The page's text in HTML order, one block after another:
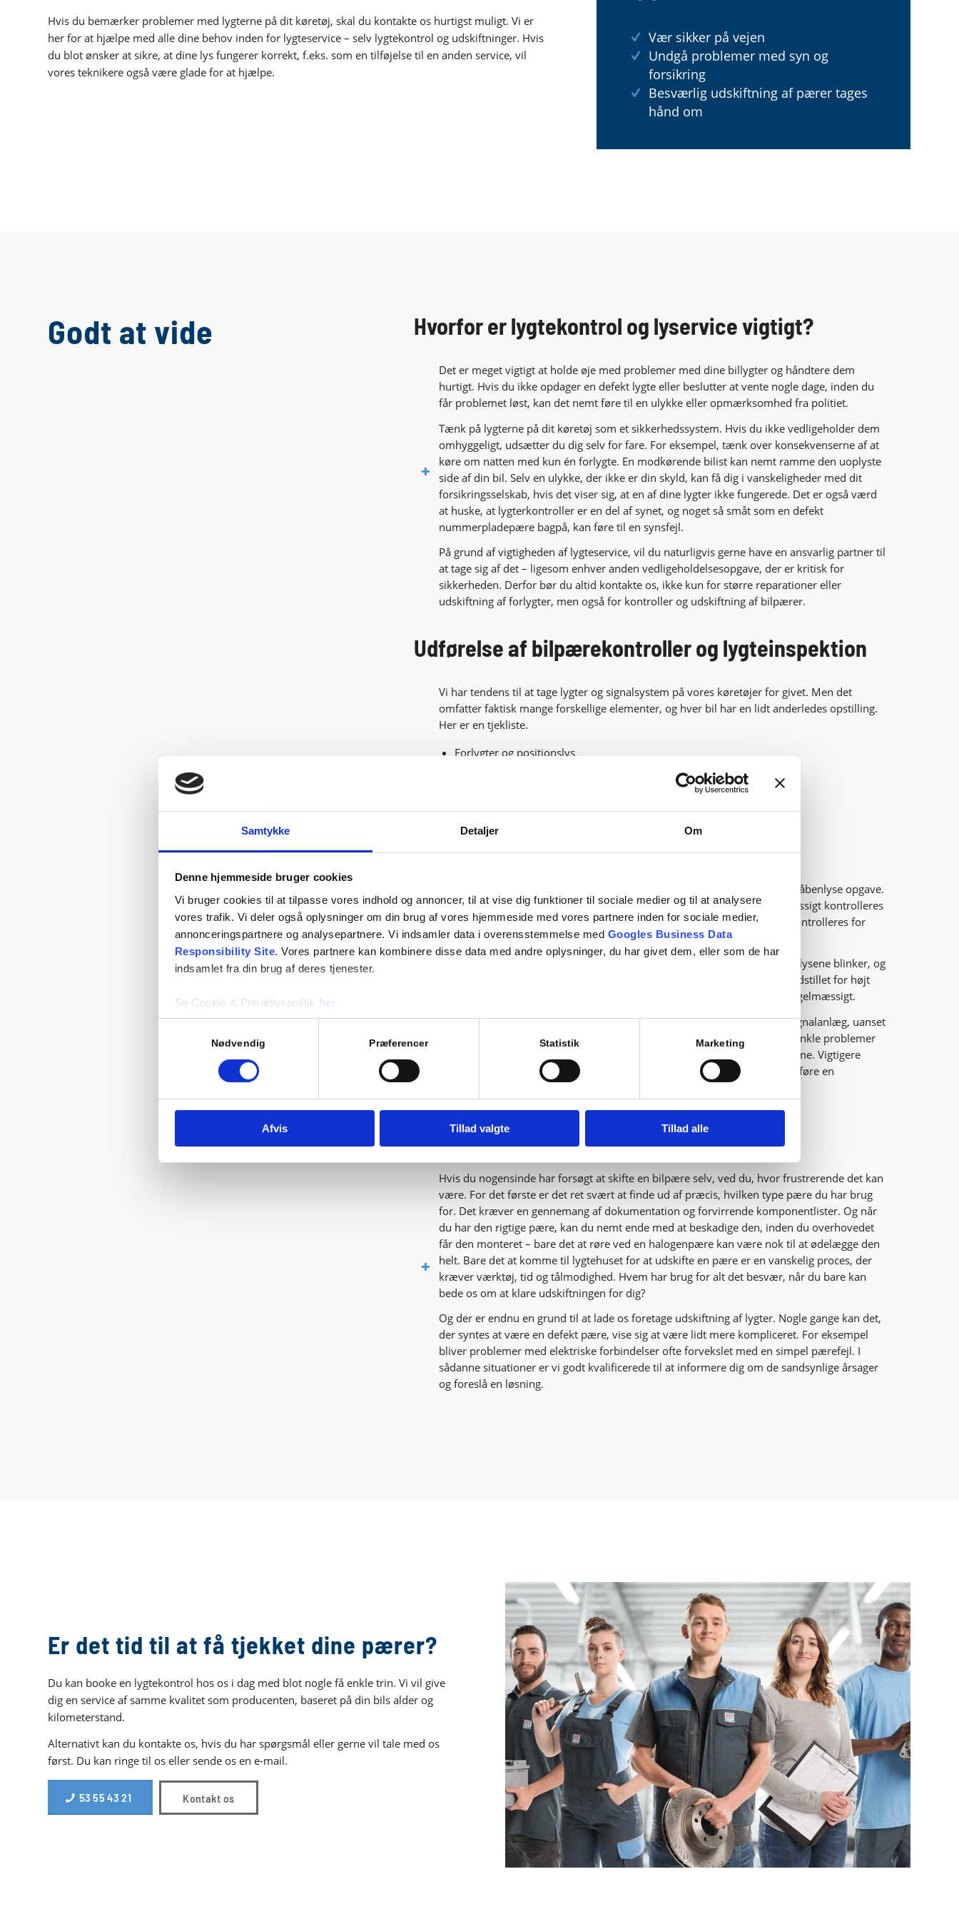
Samtykke Detaljer Om
Denne hjemmeside bruger cookies
Vi bruger cookies til at tilpasse vores indhold og annoncer, til at vise dig funktioner til sociale medier og til at analysere
vores trafik. Vi deler også oplysninger om din brug af vores hjemmeside med vores partnere inden for sociale medier,
annonceringspartnere og analysepartnere. Vi indsamler data i overensstemmelse med Googles Business Data
Responsibility Site. Vores partnere kan kombinere disse data med andre oplysninger, du har givet dem, eller som de har
indsamlet fra din brug af deres tjenester.
Se Cookie & Privatlivspolitik her
Nødvendig Præferencer Statistik Marketing
Afvis Tillad valgte Tillad alle
Hvis du bemærker problemer med lygterne på dit køretøj, skal du kontakte os hurtigst muligt. Vi er
her for at hjælpe med alle dine behov inden for lygteservice – selv lygtekontrol og udskiftninger. Hvis
du blot ønsker at sikre, at dine lys fungerer korrekt, f.eks. som en tilføjelse til en anden service, vil
vores teknikere også være glade for at hjælpe.
Vær sikker på vejen
Undgå problemer med syn og
forsikring
Besværlig udskiftning af pærer tages
hånd om
Godt at vide Hvorfor er lygtekontrol og lyservice vigtigt?
Det er meget vigtigt at holde øje med problemer med dine billygter og håndtere dem
hurtigt. Hvis du ikke opdager en defekt lygte eller beslutter at vente nogle dage, inden du
får problemet løst, kan det nemt føre til en ulykke eller opmærksomhed fra politiet.
Tænk på lygterne på dit køretøj som et sikkerhedssystem. Hvis du ikke vedligeholder dem
omhyggeligt, udsætter du dig selv for fare. For eksempel, tænk over konsekvenserne af at
køre om natten med kun én forlygte. En modkørende bilist kan nemt ramme den uoplyste
side af din bil. Selv en ulykke, der ikke er din skyld, kan få dig i vanskeligheder med dit
forsikringsselskab, hvis det viser sig, at en af dine lygter ikke fungerede. Det er også værd
at huske, at lygterkontroller er en del af synet, og noget så småt som en defekt
nummerpladepære bagpå, kan føre til en synsfejl.
På grund af vigtigheden af lygteservice, vil du naturligvis gerne have en ansvarlig partner til
at tage sig af det – ligesom enhver anden vedligeholdelsesopgave, der er kritisk for
sikkerheden. Derfor bør du altid kontakte os, ikke kun for større reparationer eller
udskiftning af forlygter, men også for kontroller og udskiftning af bilpærer.
Udførelse af bilpærekontroller og lygteinspektion
Vi har tendens til at tage lygter og signalsystem på vores køretøjer for givet. Men det
omfatter faktisk mange forskellige elementer, og hver bil har en lidt anderledes opstilling.
Her er en tjekliste.
Forlygter og positionslys
Blinklys / advarselsblink foran og bagpå
Baklys
Lys til nummerpladerne
At sikre, at pærerne, der udfylder disse funktioner, fungerer, er den mest åbenlyse opgave.
Men ud over en grundig lygtekontrol, skal linserne på hver lygte regelmæssigt kontrolleres
for revner, skader eller andet, der hindrer lyset. Reflektorerne bør også kontrolleres for
pletter, der kan opstå, hvis vand trænger ind i lygtehuset.
Husk også, at synstesten inkluderer ting som hastigheden, hvormed blinklysene blinker, og
justeringen af forlygterne. Dine lys kan være en kilde til fare, hvis de er indstillet for højt
eller ikke belyser hele vejen, så det er vigtigt at vurdere deres justering regelmæssigt.
Vi vil med glæde foretage en grundig vurdering af dit køretøjs lygte- og signalanlæg, uanset
om du har bemærket et specifikt problem i dine egne tjek eller ej. Nogle enkle problemer
som justering af forlygter og udskiftning af pærer kan løses med det samme. Vigtigere
problemer vil blive dokumenteret, og vi vil bede om din tilladelse til at udføre en
Hvorfor bede os om at udskifte bilpærer?
Hvis du nogensinde har forsøgt at skifte en bilpære selv, ved du, hvor frustrerende det kan
være. For det første er det ret svært at finde ud af præcis, hvilken type pære du har brug
for. Det kræver en gennemang af dokumentation og forvirrende komponentlister. Og når
du har den rigtige pære, kan du nemt ende med at beskadige den, inden du overhovedet
får den monteret – bare det at røre ved en halogenpære kan være nok til at ødelægge den
helt. Bare det at komme til lygtehuset for at udskifte en pære er en vanskelig proces, der
kræver værktøj, tid og tålmodighed. Hvem har brug for alt det besvær, når du bare kan
bede os om at klare udskiftningen for dig?
Og der er endnu en grund til at lade os foretage udskiftning af lygter. Nogle gange kan det,
der syntes at være en defekt pære, vise sig at være lidt mere kompliceret. For eksempel
bliver problemer med elektriske forbindelser ofte forvekslet med en simpel pærefejl. I
sådanne situationer er vi godt kvalificerede til at informere dig om de sandsynlige årsager
og foreslå en løsning.
Er det tid til at få tjekket dine pærer?
Du kan booke en lygtekontrol hos os i dag med blot nogle få enkle trin. Vi vil give
dig en service af samme kvalitet som producenten, baseret på din bils alder og
kilometerstand.
Alternativt kan du kontakte os, hvis du har spørgsmål eller gerne vil tale med os
først. Du kan ringe til os eller sende os en e-mail.
53 55 43 21 Kontakt os